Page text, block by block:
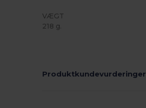
VÆGT
218 g.
Produktkundevurderinger